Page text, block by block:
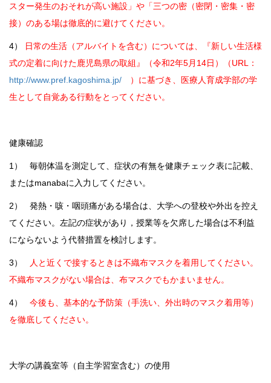
スター発生のおそれが高い施設」や「三つの密（密閉・密集・密
接）のある場は徹底的に避けてください。
4）
日常の生活（アルバイトを含む）については、『新しい生活様
式の定着に向けた鹿児島県の取組』（令和2年5月14日）（URL：
http://www.pref.kagoshima.jp/ ）に基づき、医療人育成学部の学
生として自覚ある行動をとってください。
健康確認
1） 毎朝体温を測定して、症状の有無を健康チェック表に記載、
またはmanabaに入力してください。
2） 発熱・咳・咽頭痛がある場合は、大学への登校や外出を控え
てください。左記の症状があり，授業等を欠席した場合は不利益
にならないよう代替措置を検討します。
3）
人と近くで接するときは不織布マスクを着用してください。
不織布マスクがない場合は、布マスクでもかまいません。
4） 今後も、基本的な予防策（手洗い、外出時のマスク着用等）
を徹底してください。
大学の講義室等（自主学習室含む）の使用